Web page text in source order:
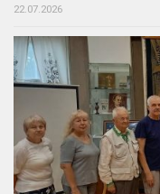
22.07.2026